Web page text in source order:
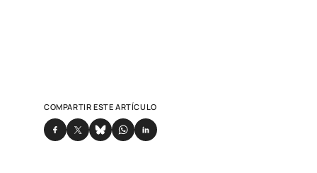
COMPARTIR ESTE ARTÍCULO